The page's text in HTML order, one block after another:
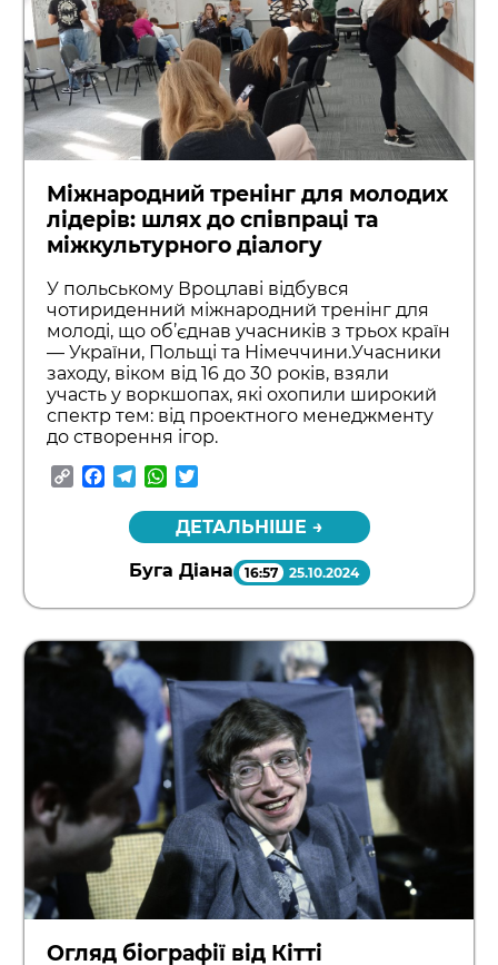
Міжнародний тренінг для молодих
лідерів: шлях до співпраці та
міжкультурного діалогу
У польському Вроцлаві відбувся
чотириденний міжнародний тренінг для
молоді, що об’єднав учасників з трьох країн
— України, Польщі та Німеччини.Учасники
заходу, віком від 16 до 30 років, взяли
участь у воркшопах, які охопили широкий
спектр тем: від проектного менеджменту
до створення ігор.
CopyFacebook
TelegramWhatsApp
ДЕТАЛЬНІШЕ →
Буга Діана 16:57 25.10.2024
Огляд біографії від Кітті